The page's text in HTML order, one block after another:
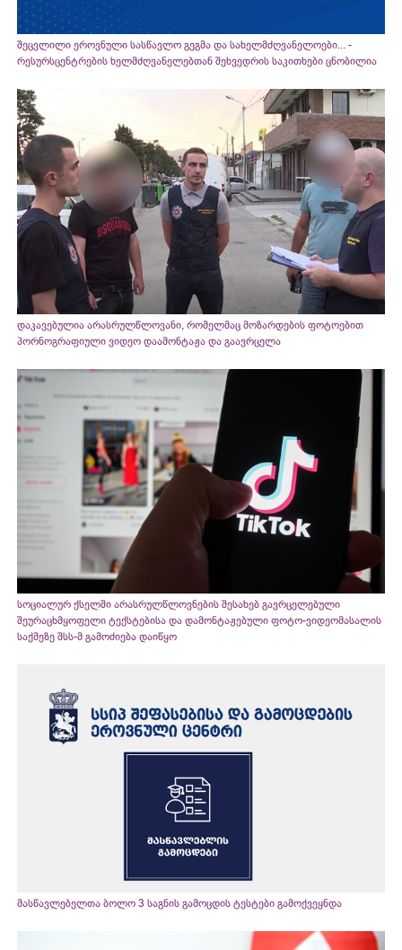
შეცვლილი ეროვნული სასწავლო გეგმა და სახელმძღვანელოები... -
რესურსცენტრების ხელმძღვანელებთან შეხვედრის საკითხები ცნობილია
დაკავებულია არასრულწლოვანი, რომელმაც მოზარდების ფოტოებით
პორნოგრაფიული ვიდეო დაამონტაჟა და გაავრცელა
სოციალურ ქსელში არასრულწლოვნების შესახებ გავრცელებული
შეურაცხმყოფელი ტექსტებისა და დამონტაჟებული ფოტო-ვიდეომასალის
საქმეზე შსს-მ გამოძიება დაიწყო
მასწავლებელთა ბოლო 3 საგნის გამოცდის ტესტები გამოქვეყნდა